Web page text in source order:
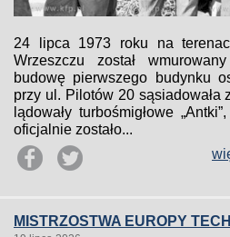
24 lipca 1973 roku na
Wrzeszczu został
budowę pierwszego budynku
przy ul. Pilotów 20 sąsiadowała
lądowały turbośmigłowe
oficjalnie zostało...
MISTRZOSTWA EUROPY